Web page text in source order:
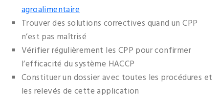
agroalimentaire
Trouver des solutions correctives quand un CPP
n’est pas maîtrisé
Vérifier régulièrement les CPP pour confirmer
l’efficacité du système HACCP
Constituer un dossier avec toutes les procédures et
les relevés de cette application